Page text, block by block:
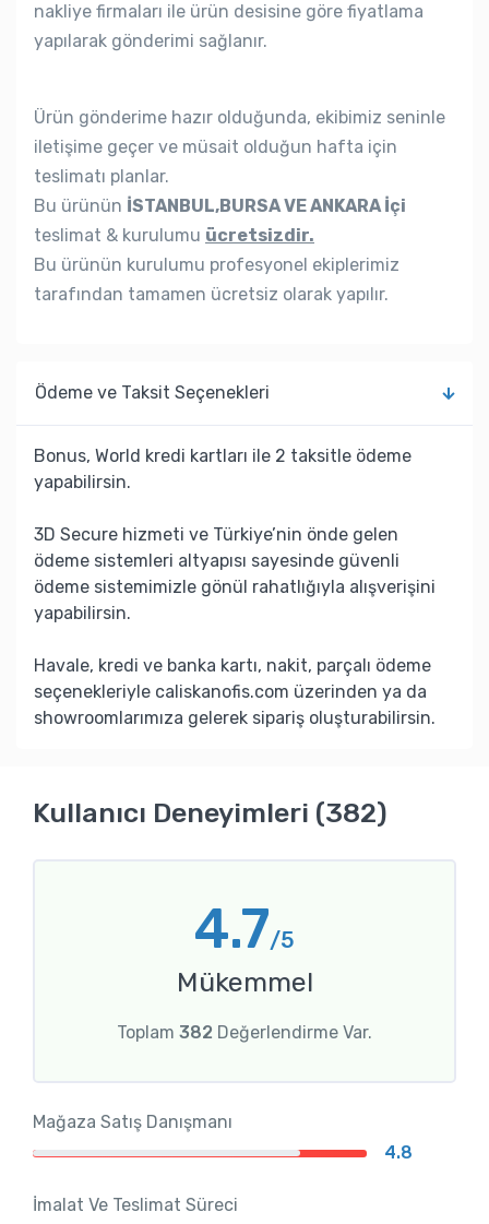
nakliye firmaları ile ürün desisine göre fiyatlama
yapılarak gönderimi sağlanır.
Ürün gönderime hazır olduğunda, ekibimiz seninle
iletişime geçer ve müsait olduğun hafta için
teslimatı planlar.
Bu ürünün İSTANBUL,BURSA VE ANKARA İçi
teslimat & kurulumu ücretsizdir.
Bu ürünün kurulumu profesyonel ekiplerimiz
tarafından tamamen ücretsiz olarak yapılır.
Ödeme ve Taksit Seçenekleri
Bonus, World kredi kartları ile 2 taksitle ödeme
yapabilirsin.
3D Secure hizmeti ve Türkiye’nin önde gelen
ödeme sistemleri altyapısı sayesinde güvenli
ödeme sistemimizle gönül rahatlığıyla alışverişini
yapabilirsin.
Havale, kredi ve banka kartı, nakit, parçalı ödeme
seçenekleriyle caliskanofis.com üzerinden ya da
showroomlarımıza gelerek sipariş oluşturabilirsin.
Kullanıcı Deneyimleri (382)
4.7/5
Mükemmel
Toplam 382 Değerlendirme Var.
Mağaza Satış Danışmanı
4.8
İmalat Ve Teslimat Süreci